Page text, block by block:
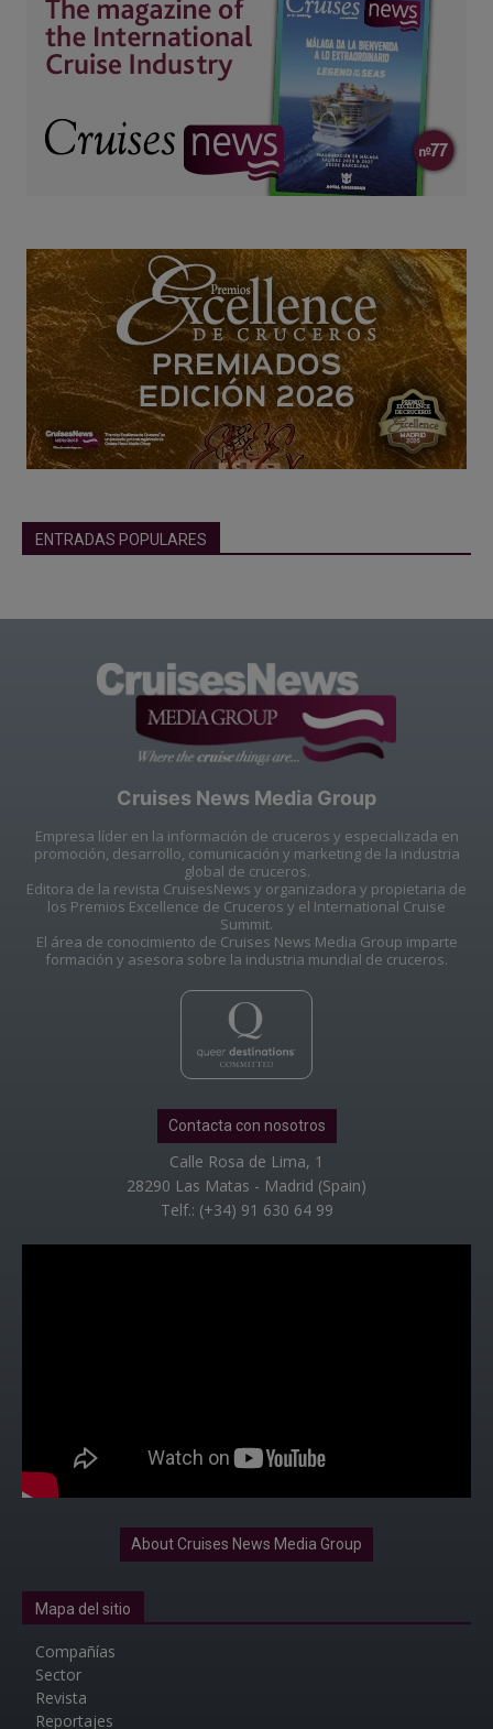
ENTRADAS POPULARES
Cruises News Media Group
Empresa líder en la información de cruceros y especializada en
promoción, desarrollo, comunicación y marketing de la industria
global de cruceros.
Editora de la revista CruisesNews y organizadora y propietaria de
los Premios Excellence de Cruceros y el International Cruise
Summit.
El área de conocimiento de Cruises News Media Group imparte
formación y asesora sobre la industria mundial de cruceros.
Contacta con nosotros
Calle Rosa de Lima, 1
28290 Las Matas - Madrid (Spain)
Telf.: (+34) 91 630 64 99
About Cruises News Media Group
Mapa del sitio
Compañías
Sector
Revista
Reportajes